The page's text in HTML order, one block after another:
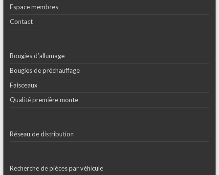
Espace membres
Contact
Bougies d’allumage
Bougies de préchauffage
Faisceaux
Qualité première monte
Réseau de distribution
Recherche de pièces par véhicule